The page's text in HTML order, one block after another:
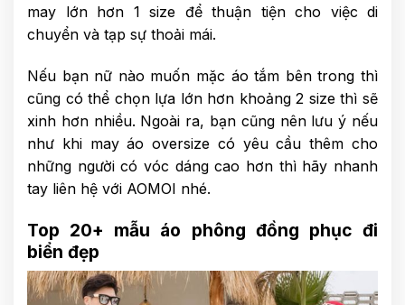
may lớn hơn 1 size để thuận tiện cho việc di
chuyển và tạp sự thoải mái.
Nếu bạn nữ nào muốn mặc áo tắm bên trong thì
cũng có thể chọn lựa lớn hơn khoảng 2 size thì sẽ
xinh hơn nhiều. Ngoài ra, bạn cũng nên lưu ý nếu
như khi may áo oversize có yêu cầu thêm cho
những người có vóc dáng cao hơn thì hãy nhanh
tay liên hệ với AOMOI nhé.
Top 20+ mẫu áo phông đồng phục đi
biển đẹp